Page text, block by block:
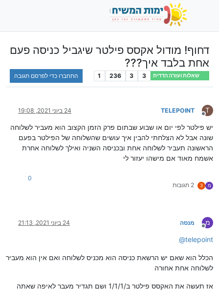
דחוף! מודול אקסס פילטר שיגביל כניסה פעם
אחת בלבד איך???
שאלות ועזרה הדדית 3
3
236
1 התחברו כדי לפרסם תגובה
T
מנותק
TELEPOINT 24 ביוני 2021, 19:08
יש פילטר לפי יום או שבוע שבתום פרק הזמן הקצוב הוא מעביר לשלוחה
שונה אבל לא הצלחתי להבין איך עושים שהשלוחה של הפילטר בפעם
הראשונה תעביר לשלוחה אחת ובכניסה השניה ואילך לשלוחה אחרת
אשמח מאוד אם מישהו יעזור לי
מ 3 2 תגובות
0
מ
מנותק
מנסה 24 ביוני 2021, 21:13
@telepoint
הכלל הוא שאם יש הרשאת כניסה הוא מכניס לשלוחה ואם אין הוא מעביר
לשלוחה אחת אחורה
אז תעשה את האקסס פילטר ב/1/1/1 ושם תגדיר מעבר לאיפה שאתה